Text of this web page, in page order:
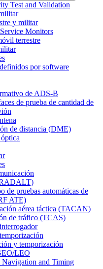
Test and Validation
y militar
Monitors
terrestre
por software
de ADS-B
de prueba de cantidad de
de distancia (DME)
de pruebas automáticas de
ATE)
aérea táctica (TACAN)
de tráfico (TCAS)
y temporización
LEO
Navigation and Timing